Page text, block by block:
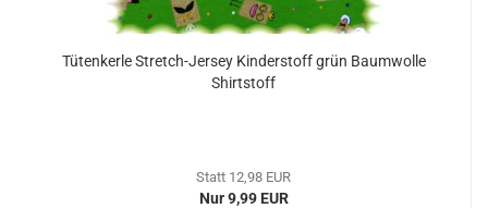
Tütenkerle Stretch-Jersey Kinderstoff grün Baumwolle
Shirtstoff
Statt 12,98 EUR
Nur 9,99 EUR